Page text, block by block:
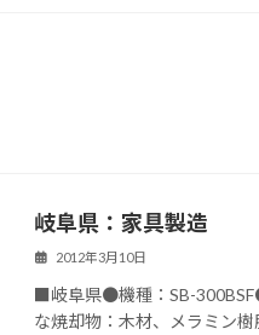
岐阜県：家具製造
2012年3月10日
■岐阜県●機種：SB-
な焼却物：木材、メラミン